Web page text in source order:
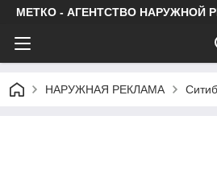
МЕТКО - АГЕНТСТВО НАРУЖНОЙ
НАРУЖНАЯ РЕКЛАМА